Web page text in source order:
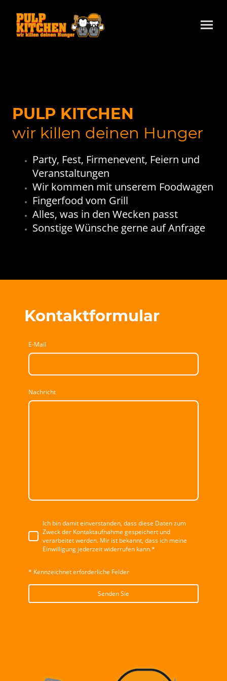
PULP KITCHEN
wir killen deinen Hunger
Party, Fest, Firmenevent, Feiern und
Veranstaltungen
Wir kommen mit unserem Foodwagen
Fingerfood vom Grill
Alles, was in den Wecken passt
Sonstige Wünsche gerne auf Anfrage
Kontaktformular
E-Mail
Nachricht
Ich bin damit einverstanden, dass diese Daten zum
Zweck der Kontaktaufnahme gespeichert und
verarbeitet werden. Mir ist bekannt, dass ich meine
Einwilligung jederzeit widerrufen kann.*
* Kennzeichnet erforderliche Felder
Senden Sie